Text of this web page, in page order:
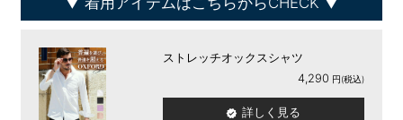
ストレッチオックスシャツ
4,290
詳しく見る